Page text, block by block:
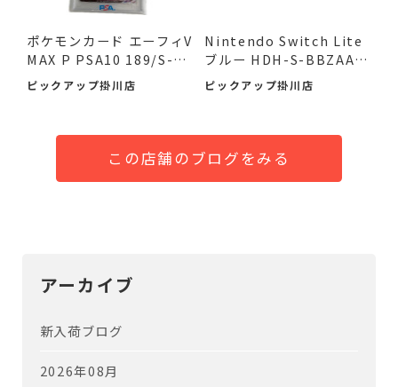
ポケモンカード エーフィV
MAX P PSA10 189/S-P
が...
ピックアップ掛川店
Nintendo Switch Lite
ブルー HDH-S-BBZAA
が！ 入...
ピックアップ掛川店
この店舗のブログをみる
アーカイブ
新入荷ブログ
2026年08月